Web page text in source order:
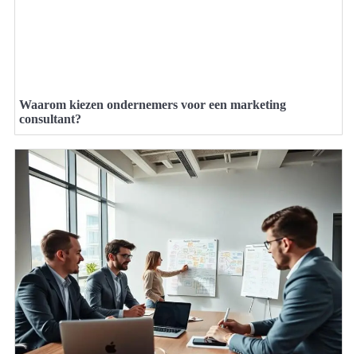
Waarom kiezen ondernemers voor een marketing
consultant?